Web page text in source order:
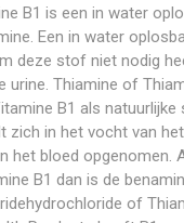
B1 is een in water
Een in water
deze stof niet nodig
urine. Thiamine of
B1 als natuurlijke
zich in het vocht van
het bloed opgenomen.
B1 dan is de
of